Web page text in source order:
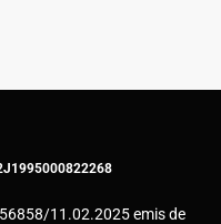
J1995000822268
11.02.2025 emis de